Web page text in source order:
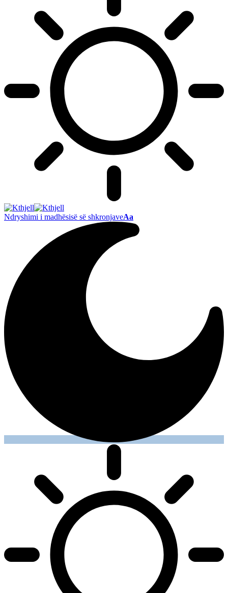
Ndryshimi i madhësisë së shkronjaveAa